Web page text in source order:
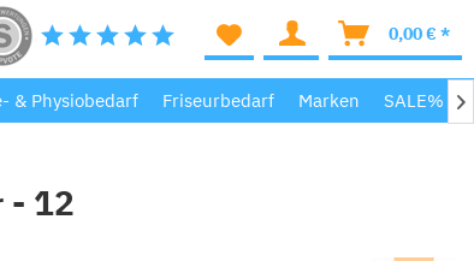
0,00 € *
& Physiobedarf Friseurbedarf Marken SALE% 
- 12